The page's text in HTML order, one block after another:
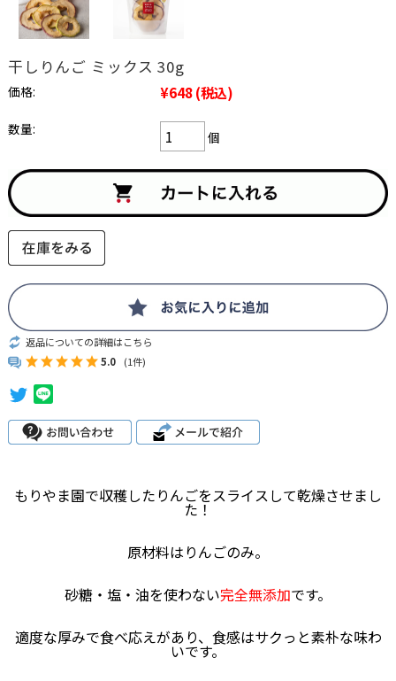
干しりんご ミックス 30g
価格: ¥648(税込)
数量: 個
返品についての詳細はこちら
5.0
(1件)
もりやま園で収穫したりんごをスライスして乾燥させまし
た！
原材料はりんごのみ。
砂糖・塩・油を使わない完全無添加です。
適度な厚みで食べ応えがあり、食感はサクっと素朴な味わ
いです。